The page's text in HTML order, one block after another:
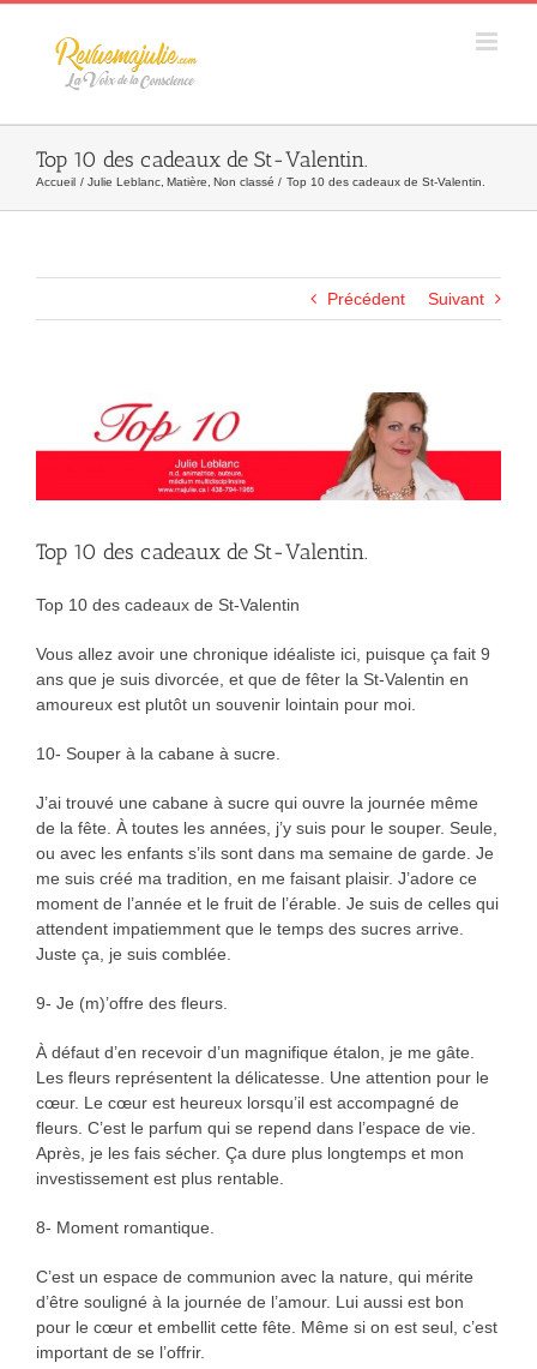
Skip
Top 10 des cadeaux de St-Valentin.
Accueil Julie Leblanc Matière Non classé Top 10 des cadeaux de St-Valentin.
Précédent Suivant
l&apos;image
Top 10 des cadeaux de St-Valentin.
Top 10 des cadeaux de St-Valentin
Vous allez avoir une chronique idéaliste ici, puisque ça fait 9
ans que je suis divorcée, et que de fêter la St-Valentin en
amoureux est plutôt un souvenir lointain pour moi.
10- Souper à la cabane à sucre.
J’ai trouvé une cabane à sucre qui ouvre la journée même
de la fête. À toutes les années, j’y suis pour le souper. Seule,
ou avec les enfants s’ils sont dans ma semaine de garde. Je
me suis créé ma tradition, en me faisant plaisir. J’adore ce
moment de l’année et le fruit de l’érable. Je suis de celles qui
attendent impatiemment que le temps des sucres arrive.
Juste ça, je suis comblée.
9- Je (m)’offre des fleurs.
À défaut d’en recevoir d’un magnifique étalon, je me gâte.
Les fleurs représentent la délicatesse. Une attention pour le
cœur. Le cœur est heureux lorsqu’il est accompagné de
fleurs. C’est le parfum qui se repend dans l’espace de vie.
Après, je les fais sécher. Ça dure plus longtemps et mon
investissement est plus rentable.
8- Moment romantique.
C’est un espace de communion avec la nature, qui mérite
d’être souligné à la journée de l’amour. Lui aussi est bon
pour le cœur et embellit cette fête. Même si on est seul, c’est
important de se l’offrir.